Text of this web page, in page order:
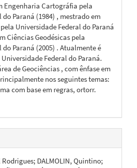
Engenharia Cartográfia pela
Paraná (1984) , mestrado em
Universidade Federal do Paraná
Ciências Geodésicas pela
Paraná (2005) . Atualmente é
Federal do Paraná.
de Geociências , com ênfase em
nos seguintes temas:
com base em regras, ortorr.
Rodrigues; DALMOLIN, Quintino;